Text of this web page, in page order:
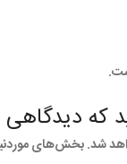
که دیدگاهی
شد.بخش‌های